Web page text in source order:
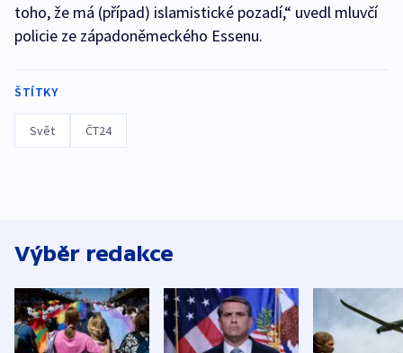
toho, že má (případ) islamistické pozadí,“ uvedl mluvčí
policie ze západoněmeckého Essenu.
ŠTÍTKY
Svět ČT24
Výběr redakce